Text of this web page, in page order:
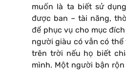
muốn là ta biết sử
được ban – tài năng,
để phục vụ cho mục
người giàu có vẫn có
trên trời nếu họ biết
mình. Một người bận